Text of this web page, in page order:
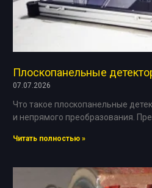
Плоскопанельные
07.07.2026
Что такое плоскопанельные
и непрямого преобразования.
Читать полностью »